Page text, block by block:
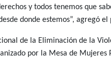
y todos tenemos que
donde estemos”, agregó
de la Eliminación de la
por la Mesa de